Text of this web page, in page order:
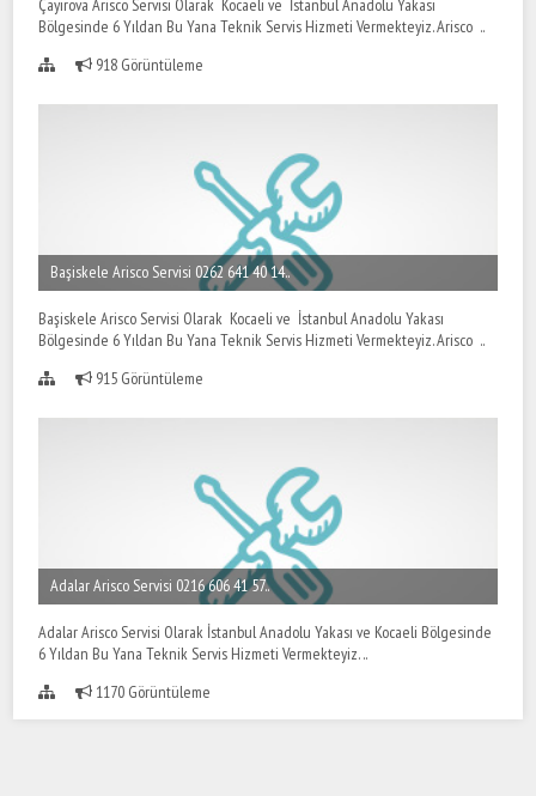
Çayırova Arisco Servisi Olarak Kocaeli ve İstanbul Anadolu Yakası
Bölgesinde 6 Yıldan Bu Yana Teknik Servis Hizmeti Vermekteyiz. Arisco ..
918 Görüntüleme
Başiskele Arisco Servisi 0262 641 40 14..
Başiskele Arisco Servisi Olarak Kocaeli ve İstanbul Anadolu Yakası
Bölgesinde 6 Yıldan Bu Yana Teknik Servis Hizmeti Vermekteyiz. Arisco ..
915 Görüntüleme
Adalar Arisco Servisi 0216 606 41 57..
Adalar Arisco Servisi Olarak İstanbul Anadolu Yakası ve Kocaeli Bölgesinde
6 Yıldan Bu Yana Teknik Servis Hizmeti Vermekteyiz. ..
1170 Görüntüleme